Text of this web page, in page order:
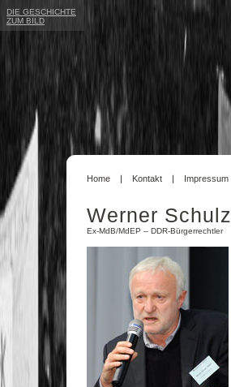
Home Kontakt Impressum
Werner Schulz
Ex-MdB/MdEP – DDR-Bürgerrechtler
DIE GESCHICHTE
ZUM BILD